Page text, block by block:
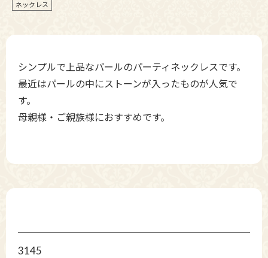
ネックレス
シンプルで上品なパールのパーティネックレスです。
最近はパールの中にストーンが入ったものが人気で
す。
母親様・ご親族様におすすめです。
3145